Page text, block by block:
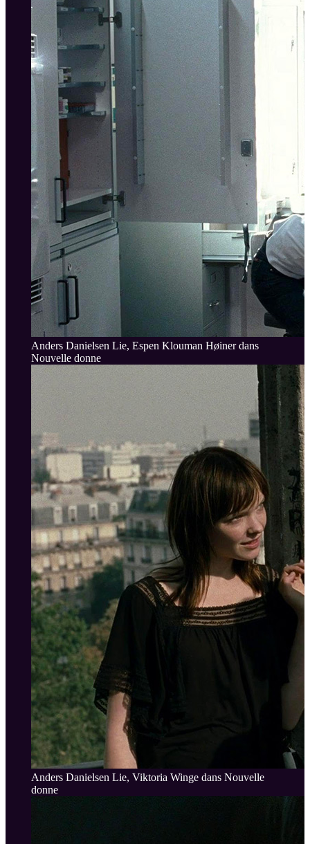
Anders Danielsen Lie, Espen Klouman Høiner dans
Nouvelle donne
Anders Danielsen Lie, Viktoria Winge dans Nouvelle
donne